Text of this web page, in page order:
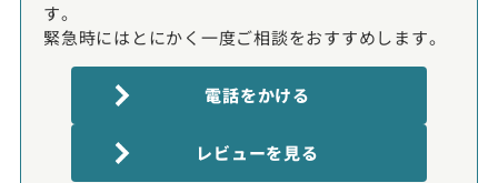
す。
緊急時にはとにかく一度ご相談をおすすめします。
電話をかける
レビューを見る